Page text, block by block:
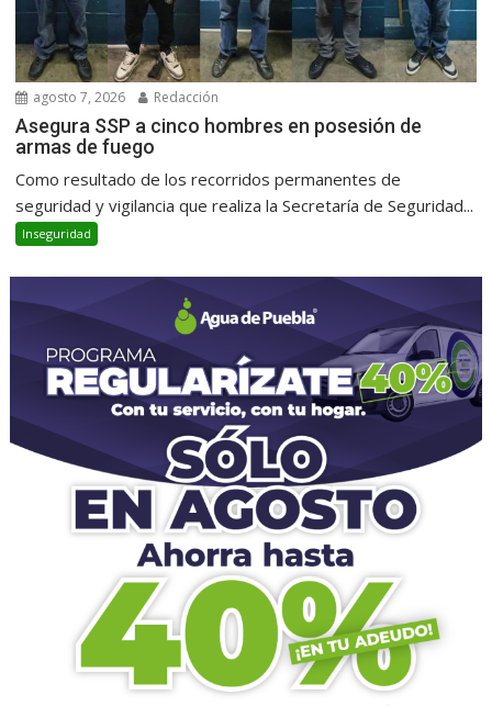
agosto 7, 2026 Redacción
Asegura SSP a cinco hombres en posesión de
armas de fuego
Como resultado de los recorridos permanentes de
seguridad y vigilancia que realiza la Secretaría de Seguridad...
Inseguridad